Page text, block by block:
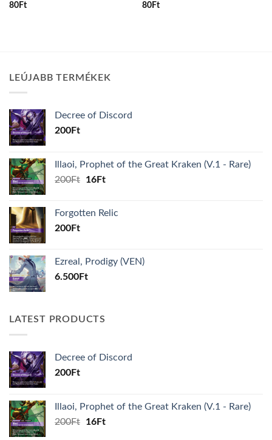
80Ft
80Ft
LEÚJABB TERMÉKEK
Decree of Discord
200Ft
Illaoi, Prophet of the Great Kraken (V.1 - Rare)
200Ft
Original
200Ft.
16FtCurrent
16Ft.
Forgotten Relic
200Ft
Ezreal, Prodigy (VEN)
6.500Ft
LATEST PRODUCTS
Decree of Discord
200Ft
Illaoi, Prophet of the Great Kraken (V.1 - Rare)
200Ft
Original
16FtCurrent